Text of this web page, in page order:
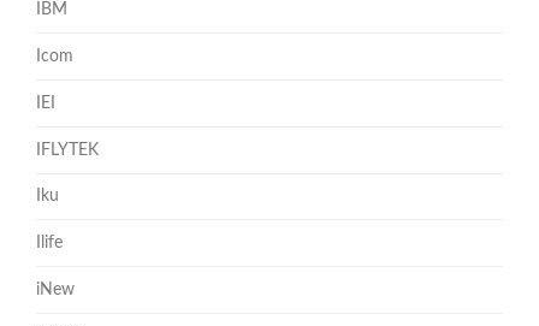
IBM
Icom
IEI
IFLYTEK
Iku
Ilife
iNew